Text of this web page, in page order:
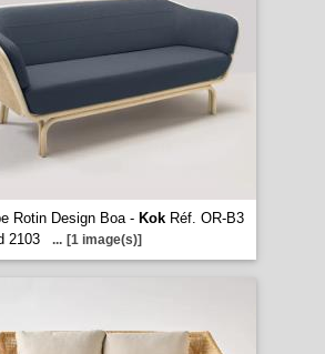
Rotin Design Boa - KokRéf. OR-B3
2103
... [1 image(s)]